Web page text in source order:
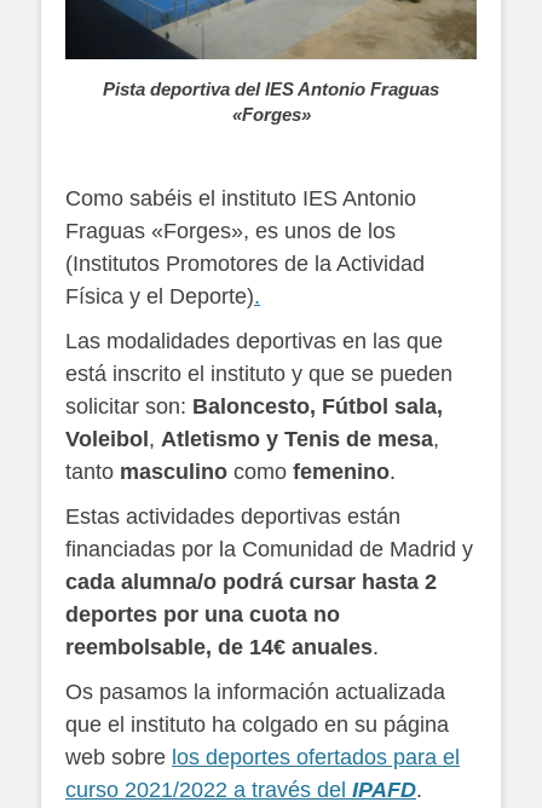
Pista deportiva del IES Antonio Fraguas
«Forges»
Como sabéis el instituto IES Antonio
Fraguas «Forges», es unos de los
(Institutos Promotores de la Actividad
Física y el Deporte).
Las modalidades deportivas en las que
está inscrito el instituto y que se pueden
solicitar son: Baloncesto, Fútbol sala,
Voleibol, Atletismo y Tenis de mesa,
tanto masculino como femenino.
Estas actividades deportivas están
financiadas por la Comunidad de Madrid y
cada alumna/o podrá cursar hasta 2
deportes por una cuota no
reembolsable, de 14€ anuales.
Os pasamos la información actualizada
que el instituto ha colgado en su página
web sobre los deportes ofertados para el
curso 2021/2022 a través del IPAFD.